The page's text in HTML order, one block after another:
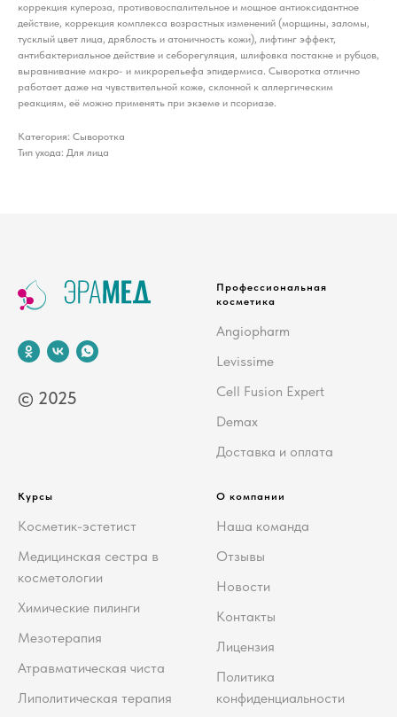
коррекция купероза, противовоспалительное и мощное антиоксидантное
действие, коррекция комплекса возрастных изменений (морщины, заломы,
тусклый цвет лица, дряблость и атоничность кожи), лифтинг эффект,
антибактериальное действие и себорегуляция, шлифовка постакне и рубцов,
выравнивание макро- и микрорельефа эпидермиса. Сыворотка отлично
работает даже на чувствительной коже, склонной к аллергическим
реакциям, её можно применять при экземе и псориазе.
Категория: Сыворотка
Тип ухода: Для лица
© 2025
Профессиональная
косметика
Angiopharm
Levissime
Cell Fusion Expert
Demax
Доставка и оплата
Курсы
Косметик-эстетист
Медицинская сестра в
косметологии
Химические пилинги
Мезотерапия
Атравматическая чиста
Липолитическая терапия
О компании
Наша команда
Отзывы
Новости
Контакты
Лицензия
Политика
конфиденциальности